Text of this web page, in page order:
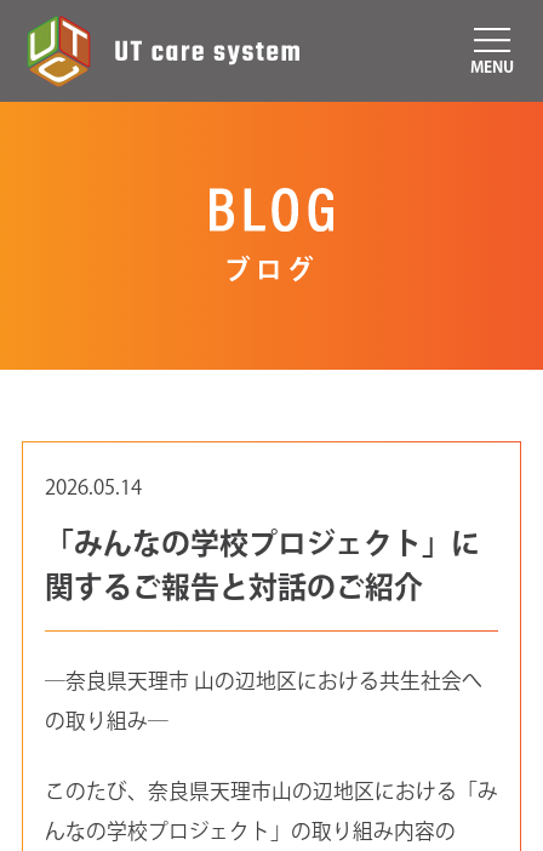
MENU
ブログ
2026.05.14
「みんなの学校プロジェクト」に
関するご報告と対話のご紹介
―奈良県天理市 山の辺地区における共生社会へ
の取り組み―
このたび、奈良県天理市山の辺地区における「み
んなの学校プロジェクト」の取り組み内容の